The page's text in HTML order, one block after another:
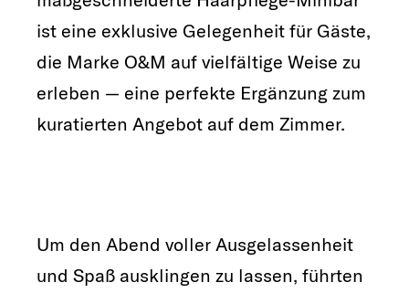
ist eine exklusive Gelegenheit für Gäste,
die Marke O&M auf vielfältige Weise zu
erleben — eine perfekte Ergänzung zum
kuratierten Angebot auf dem Zimmer.
Um den Abend voller Ausgelassenheit
und Spaß ausklingen zu lassen, führten